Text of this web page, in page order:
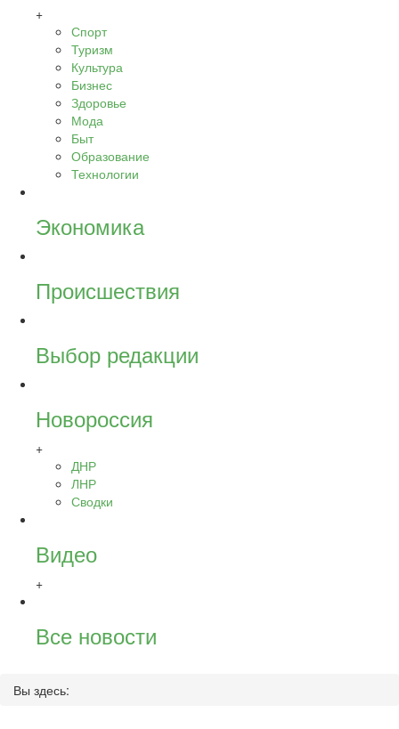
+
Спорт
Туризм
Культура
Бизнес
Здоровье
Мода
Быт
Образование
Технологии
Экономика
Происшествия
Выбор редакции
Новороссия
+
ДНР
ЛНР
Сводки
Видео
+
Все новости
Вы здесь: